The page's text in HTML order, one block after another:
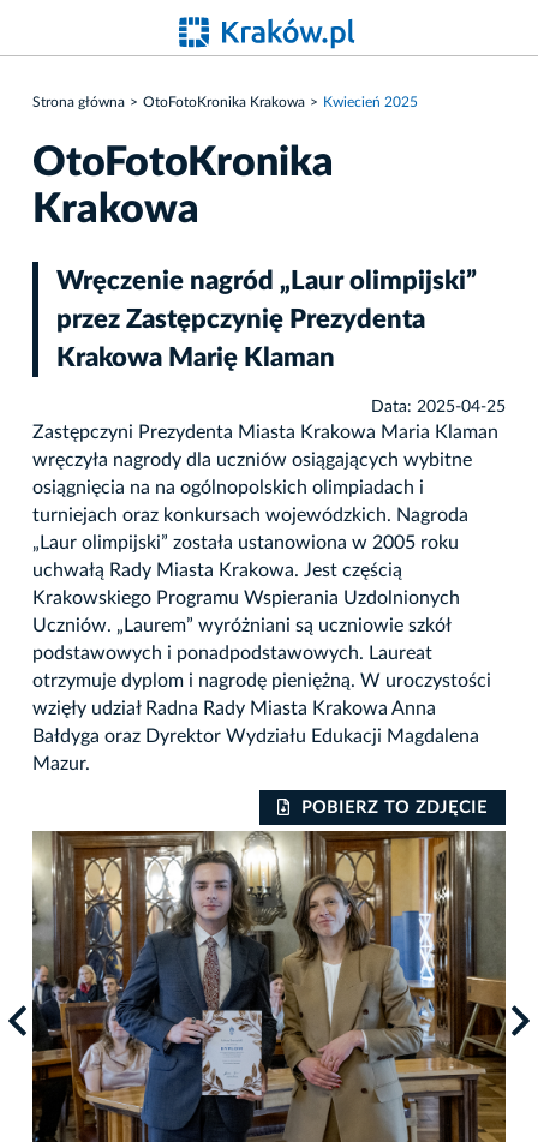
Strona główna OtoFotoKronika Krakowa Kwiecień 2025
OtoFotoKronika
Krakowa
Wręczenie nagród „Laur olimpijski”
przez Zastępczynię Prezydenta
Krakowa Marię Klaman
Data: 2025-04-25
Zastępczyni Prezydenta Miasta Krakowa Maria Klaman
wręczyła nagrody dla uczniów osiągających wybitne
osiągnięcia na na ogólnopolskich olimpiadach i
turniejach oraz konkursach wojewódzkich. Nagroda
„Laur olimpijski” została ustanowiona w 2005 roku
uchwałą Rady Miasta Krakowa. Jest częścią
Krakowskiego Programu Wspierania Uzdolnionych
Uczniów. „Laurem” wyróżniani są uczniowie szkół
podstawowych i ponadpodstawowych. Laureat
otrzymuje dyplom i nagrodę pieniężną. W uroczystości
wzięły udział Radna Rady Miasta Krakowa Anna
Bałdyga oraz Dyrektor Wydziału Edukacji Magdalena
Mazur.
POBIERZ TO ZDJĘCIE